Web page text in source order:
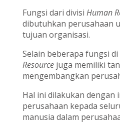
Fungsi dari divisi Human
dibutuhkan perusahaan
tujuan organisasi.
Selain beberapa fungsi di
Resourcejuga memiliki
mengembangkan
Hal ini dilakukan dengan
perusahaan kepada
manusia dalam